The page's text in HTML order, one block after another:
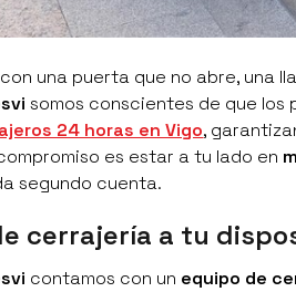
una puerta que no abre, una
somos conscientes de que los
24 horas en Vigo,
es estar a tu lado en
segundo cuenta.
cerrajería a tu
contamos con un equipo de